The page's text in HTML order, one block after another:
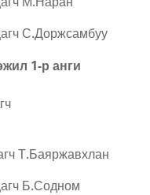
С.Доржсамбуу
1-р анги
Т.Баяржавхлан
Б.Содном